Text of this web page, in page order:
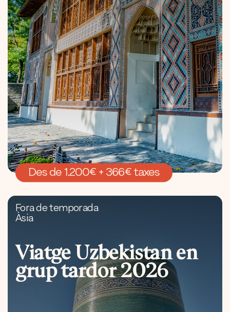
Des de 1.200€ + 366€ taxes
Fora de temporada
Àsia
Viatge Uzbekistan en
grup tardor 2026